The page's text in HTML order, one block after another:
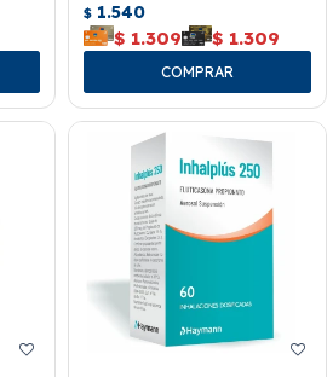
$ 1.540
$ 1.309 $ 1.309